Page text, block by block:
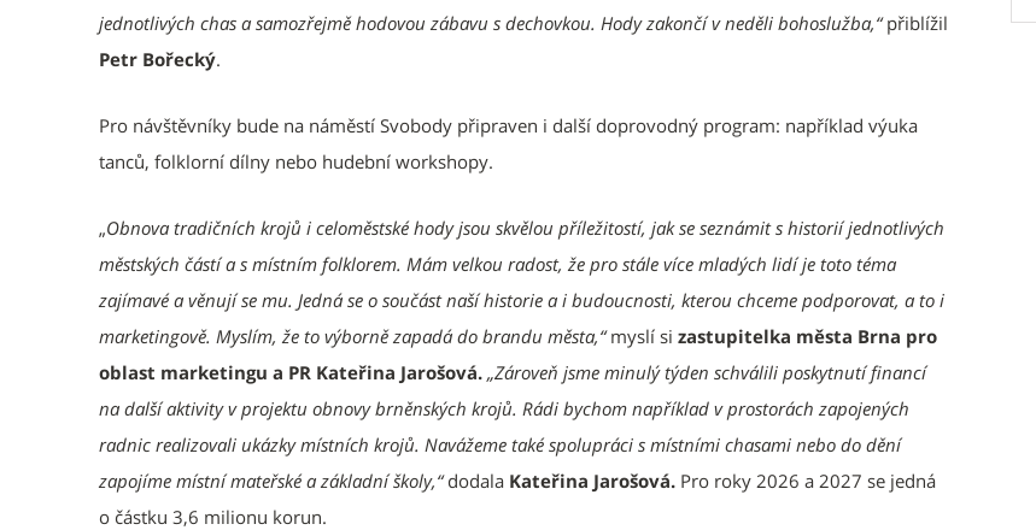
jednotlivých chas a samozřejmě hodovou zábavu s dechovkou. Hody zakončí v neděli bohoslužba,“přiblížil
Petr Bořecký.
Pro návštěvníky bude na náměstí Svobody připraven i další doprovodný program: například výuka
tanců, folklorní dílny nebo hudební workshopy.
„Obnova tradičních krojů i celoměstské hody jsou skvělou příležitostí, jak se seznámit s historií jednotlivých
městských částí a s místním folklorem. Mám velkou radost, že pro stále více mladých lidí je toto téma
zajímavé a věnují se mu. Jedná se o součást naší historie a i budoucnosti, kterou chceme podporovat, a to i
marketingově. Myslím, že to výborně zapadá do brandu města,“myslí si zastupitelka města Brna pro
oblast marketingu a PR Kateřina Jarošová. „Zároveň jsme minulý týden schválili poskytnutí financí
na další aktivity v projektu obnovy brněnských krojů. Rádi bychom například v prostorách zapojených
radnic realizovali ukázky místních krojů. Navážeme také spolupráci s místními chasami nebo do dění
zapojíme místní mateřské a základní školy,“dodala Kateřina Jarošová. Pro roky 2026 a 2027 se jedná
o částku 3,6 milionu korun.